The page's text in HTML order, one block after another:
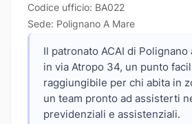
Codice ufficio: BA022
Sede: Polignano A Mare
Il patronato ACAI di Polignano
in via Atropo 34, un punto
raggiungibile per chi abita in
un team pronto ad assisterti
previdenziali e assistenziali.